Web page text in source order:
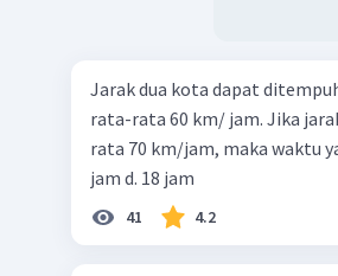
Jarak dua kota dapat
rata-rata 60 km/ jam. Jika
rata 70 km/jam, maka waktu yang
jam d. 18 jam
41 4.2